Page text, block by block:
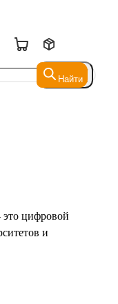
Найти
Найти
это цифровой
и